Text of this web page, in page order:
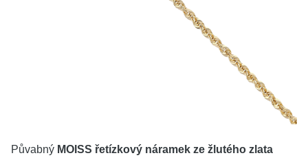
Slovensko
Půvabný MOISS řetízkový náramek ze žlutého zlata